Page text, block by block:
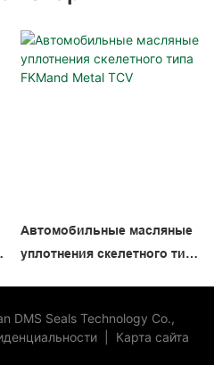
Автомобильные масляные
уплотнения скелетного типа
DMS Seals Technology Co.,
Карта сайта